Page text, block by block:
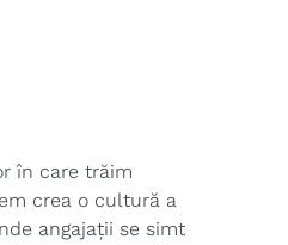
în care trăim
crea o cultură a
angajații se simt